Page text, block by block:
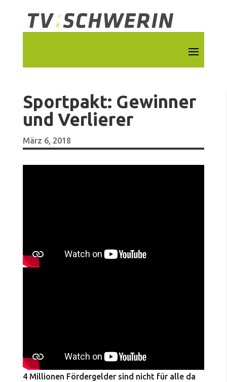
Sportpakt: Gewinner
und Verlierer
März 6, 2018
4 Millionen Fördergelder sind nicht für alle da